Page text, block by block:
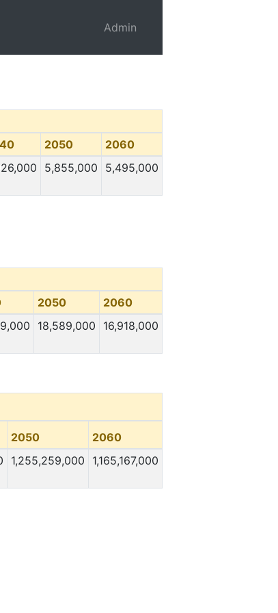
Admin
2050
2060
5,855,000 5,495,000
2050
2060
18,589,000 16,918,000
2050
2060
1,255,259,000 1,165,167,000